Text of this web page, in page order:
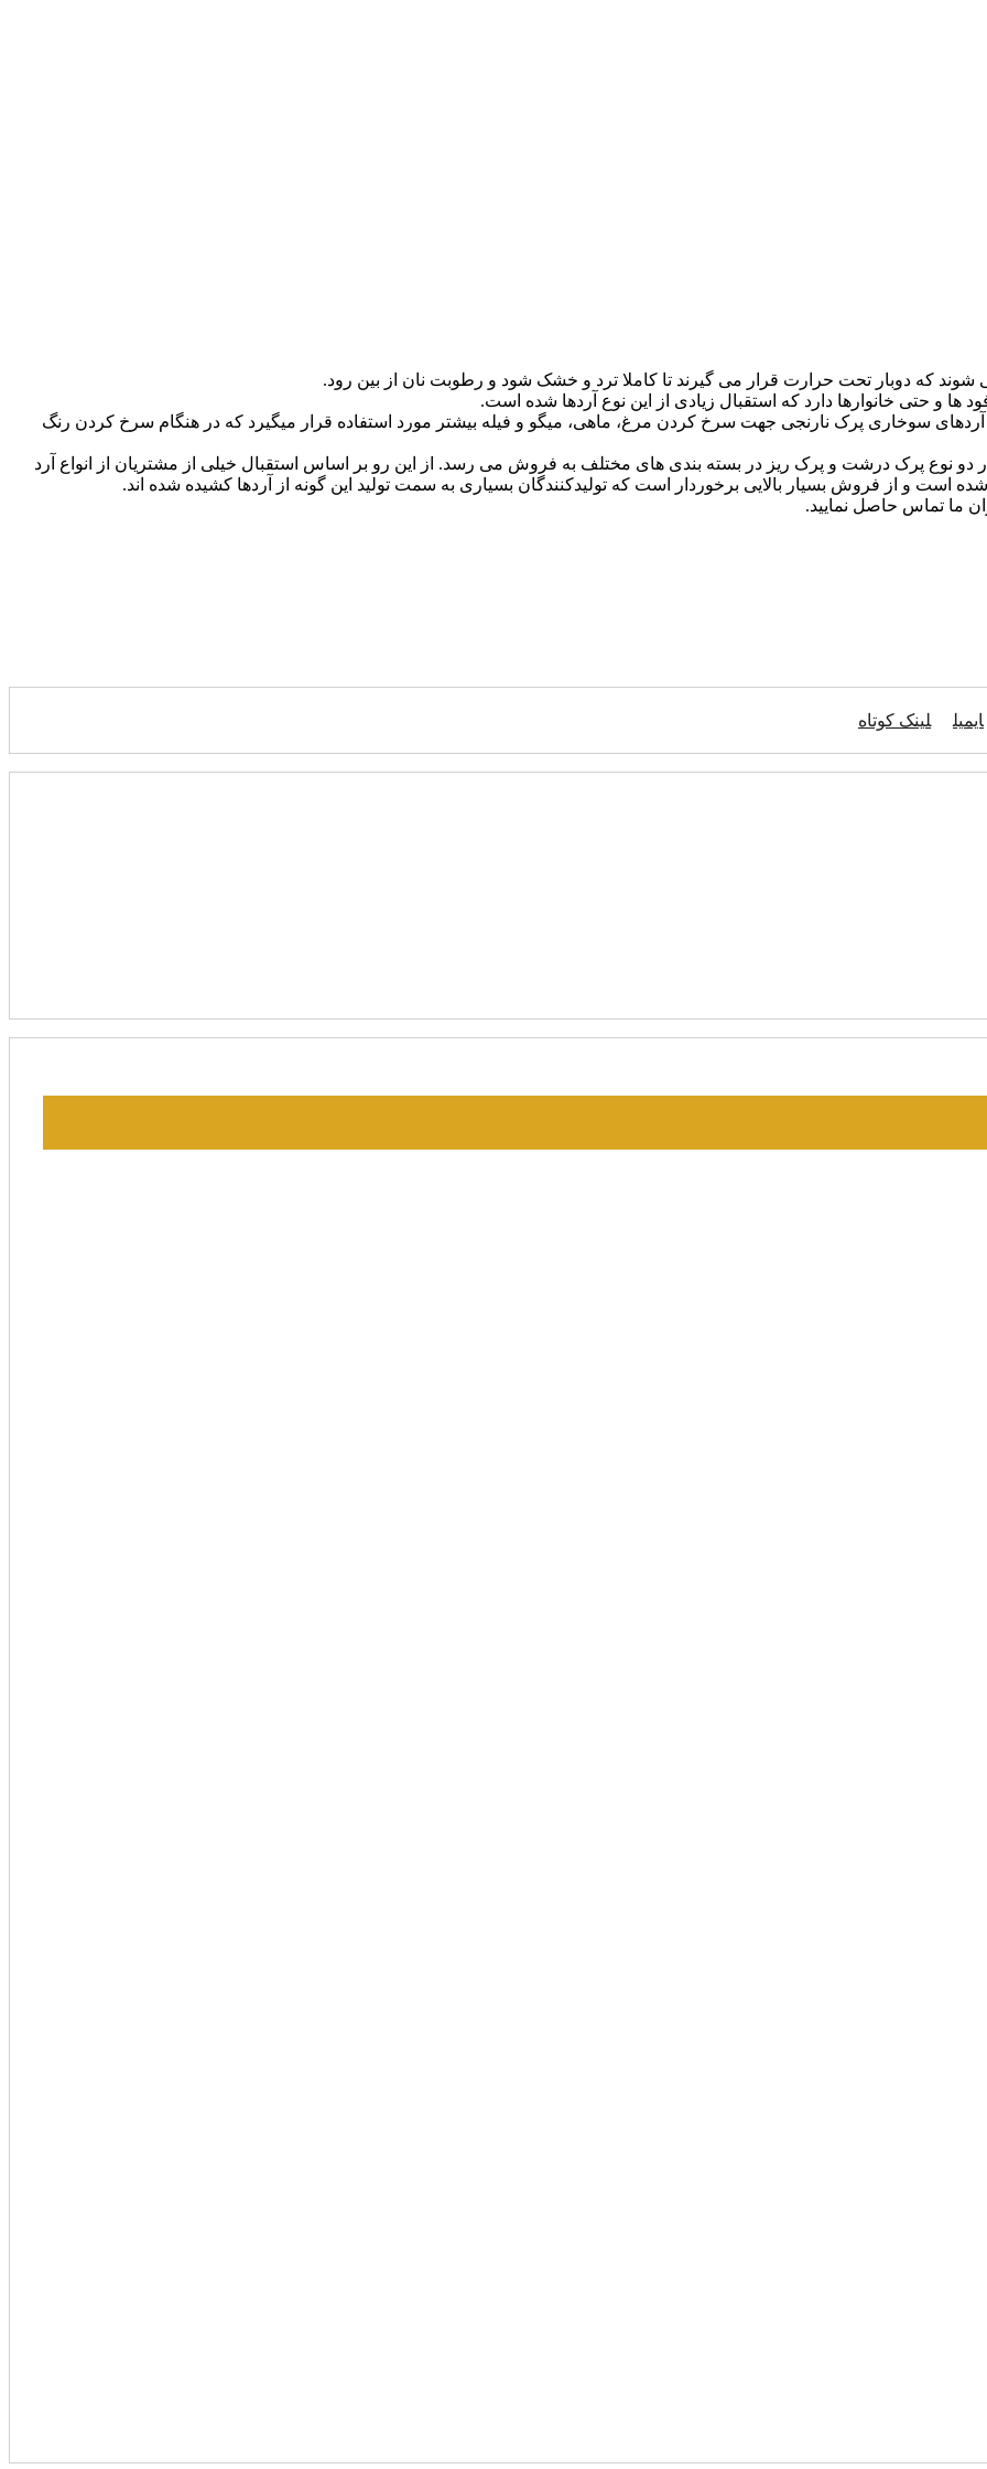
شوند که دوبار تحت حرارت قرار می گیرند تا کاملا ترد و خشک شود و رطوبت نان از بین رود.
و حتی خانوارها دارد که استقبال زیادی از این نوع آردها شده است.
سوخاری پرک نارنجی جهت سرخ کردن مرغ، ماهی، میگو و فیله بیشتر مورد استفاده قرار میگیرد که در هنگام سرخ کردن رنگ
دو نوع پرک درشت و پرک ریز در بسته بندی های مختلف به فروش می رسد. از این رو بر اساس استقبال خیلی از مشتریان از انواع آرد
است و از فروش بسیار بالایی برخوردار است که تولیدکنندگان بسیاری به سمت تولید این گونه از آردها کشیده شده اند.
ما تماس حاصل نمایید.
ایمیل لینک کوتاه